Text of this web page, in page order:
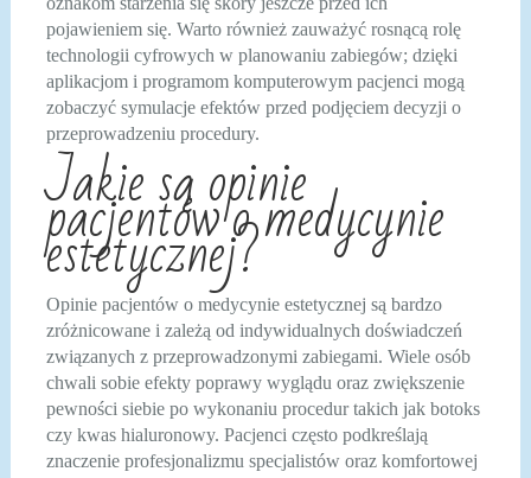
pojawieniem się. Warto również zauważyć rosnącą rolę
technologii cyfrowych w planowaniu zabiegów; dzięki
aplikacjom i programom komputerowym pacjenci mogą
zobaczyć symulacje efektów przed podjęciem decyzji o
przeprowadzeniu procedury.
Jakie są opinie
pacjentów o medycynie
estetycznej?
Opinie pacjentów o medycynie estetycznej są bardzo
zróżnicowane i zależą od indywidualnych doświadczeń
związanych z przeprowadzonymi zabiegami. Wiele osób
chwali sobie efekty poprawy wyglądu oraz zwiększenie
pewności siebie po wykonaniu procedur takich jak botoks
czy kwas hialuronowy. Pacjenci często podkreślają
znaczenie profesjonalizmu specjalistów oraz komfortowej